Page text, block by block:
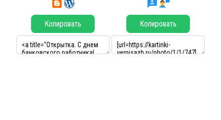
Копировать Копировать